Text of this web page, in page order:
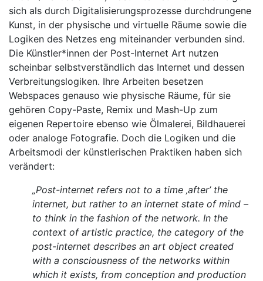
sich als durch Digitalisierungsprozesse durchdrungene
Kunst, in der physische und virtuelle Räume sowie die
Logiken des Netzes eng miteinander verbunden sind.
Die Künstler*innen der Post-Internet Art nutzen
scheinbar selbstverständlich das Internet und dessen
Verbreitungslogiken. Ihre Arbeiten besetzen
Webspaces genauso wie physische Räume, für sie
gehören Copy-Paste, Remix und Mash-Up zum
eigenen Repertoire ebenso wie Ölmalerei, Bildhauerei
oder analoge Fotografie. Doch die Logiken und die
Arbeitsmodi der künstlerischen Praktiken haben sich
verändert:
„Post-internet refers not to a time ‚after’ the
internet, but rather to an internet state of mind –
to think in the fashion of the network. In the
context of artistic practice, the category of the
post-internet describes an art object created
with a consciousness of the networks within
which it exists, from conception and production